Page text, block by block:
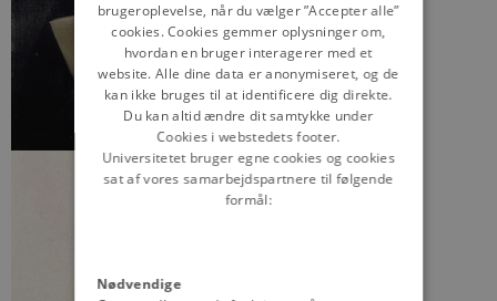
brugeroplevelse, når du vælger ”Accepter alle”
cookies. Cookies gemmer oplysninger om,
hvordan en bruger interagerer med et
website. Alle dine data er anonymiseret, og de
kan ikke bruges til at identificere dig direkte.
Du kan altid ændre dit samtykke under
Cookies i webstedets footer.
Universitetet bruger egne cookies og cookies
sat af vores samarbejdspartnere til følgende
formål:
Nødvendige